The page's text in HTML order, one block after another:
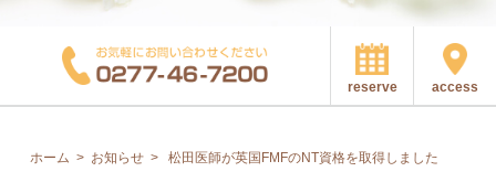
reserve access
ホーム > お知らせ > 松田医師が英国FMFのNT資格を取得しました